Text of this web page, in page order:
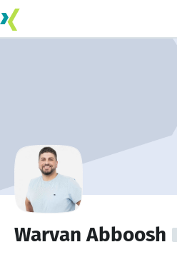
Warvan Abboosh